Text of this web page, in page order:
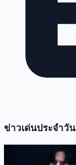
ข่าวเด่นประจำวัน